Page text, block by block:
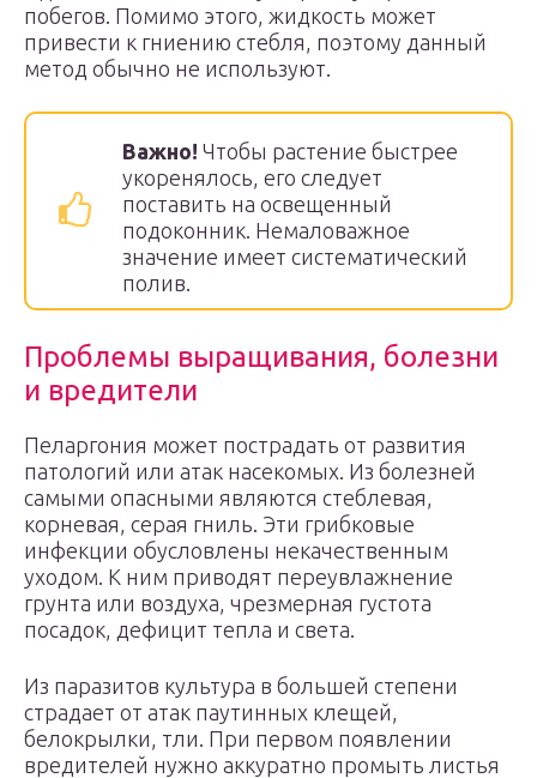
побегов. Помимо этого, жидкость может
привести к гниению стебля, поэтому данный
метод обычно не используют.
Важно! Чтобы растение быстрее
укоренялось, его следует
поставить на освещенный
подоконник. Немаловажное
значение имеет систематический
полив.
Проблемы выращивания, болезни
и вредители
Пеларгония может пострадать от развития
патологий или атак насекомых. Из болезней
самыми опасными являются стеблевая,
корневая, серая гниль. Эти грибковые
инфекции обусловлены некачественным
уходом. К ним приводят переувлажнение
грунта или воздуха, чрезмерная густота
посадок, дефицит тепла и света.
Из паразитов культура в большей степени
страдает от атак паутинных клещей,
белокрылки, тли. При первом появлении
вредителей нужно аккуратно промыть листья